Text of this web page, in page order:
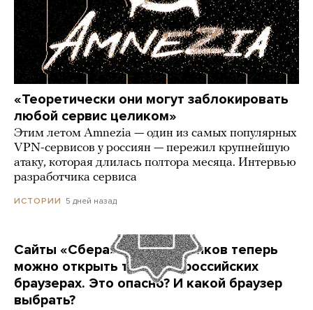
«Теоретически они могут заблокировать
любой сервис целиком»
Этим летом Amnezia — один из самых популярных
VPN-сервисов у россиян — пережил крупнейшую
атаку, которая длилась полтора месяца. Интервью
разработчика сервиса
ИСТОРИИ 5 дней назад
Сайты «Сбера» и других банков теперь
можно открыть только в российских
браузерах. Это опасно? И какой браузер
выбрать?